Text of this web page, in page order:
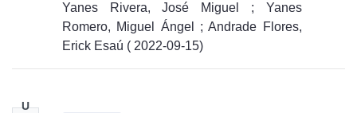
Yanes Rivera, José Miguel
; Yanes
Romero, Miguel Ángel
;Andrade Flores,
Erick Esaú ( 2022-09-15)
U